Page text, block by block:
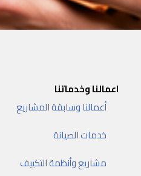
اعمالنا وخدماتنا
أعمالنا وسابقة المشاريع
خدمات الصيانة
مشاريع وأنظمة التكييف